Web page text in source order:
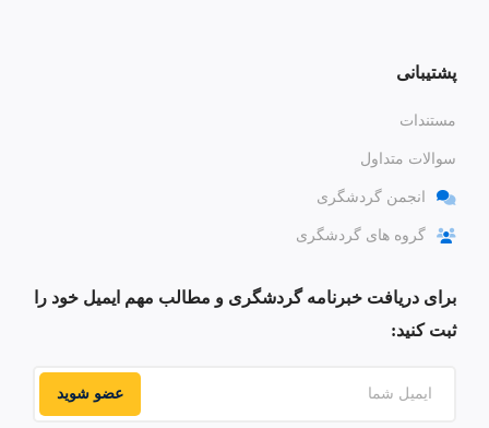
پشتیبانی
مستندات
سوالات متداول
انجمن گردشگری
گروه های گردشگری
برای دریافت خبرنامه گردشگری و مطالب مهم ایمیل خود را
ثبت کنید:
عضو شوید